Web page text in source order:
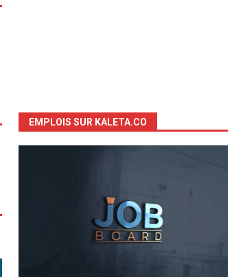
EMPLOIS SUR KALETA.CO